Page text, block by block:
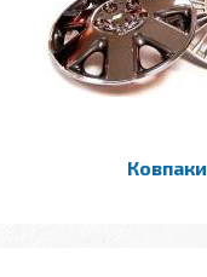
Ковпаки